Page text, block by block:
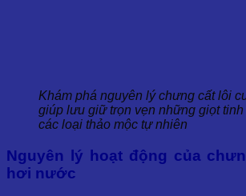
Khám phá nguyên lý chưng cất lôi
giúp lưu giữ trọn vẹn những giọt
các loại thảo mộc tự nhiên
Nguyên lý hoạt động của
hơi nước